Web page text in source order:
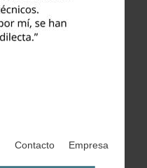
Contacto Empresa